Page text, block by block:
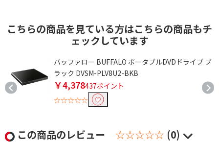
こちらの商品を見ている方はこちらの商品もチ
ェックしています
バッファロー BUFFALO ポータブルDVDドライブ ブ
ラック DVSM-PLV8U2-BKB
￥4,378437ポイント
☆☆☆☆☆
この商品のレビュー ☆☆☆☆☆ (0)